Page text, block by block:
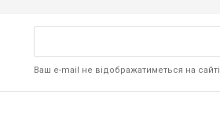
Ваш e-mail не відображатиметься на сайті